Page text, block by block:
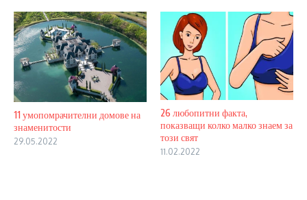
11 умопомрачителни домове на
знаменитости
29.05.2022
26 любопитни факта,
показващи колко малко знаем за
този свят
11.02.2022